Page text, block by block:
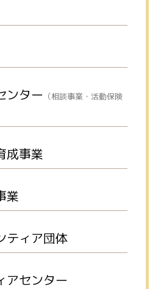
ンター （相談事業・活動保険
成事業
業
ティア団体
アセンター